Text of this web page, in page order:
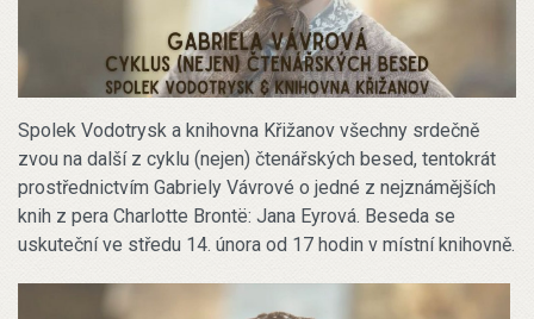
Spolek Vodotrysk a knihovna Křižanov všechny srdečně
zvou na další z cyklu (nejen) čtenářských besed, tentokrát
prostřednictvím Gabriely Vávrové o jedné z nejznámějších
knih z pera Charlotte Brontë: Jana Eyrová. Beseda se
uskuteční ve středu 14. února od 17 hodin v místní knihovně.